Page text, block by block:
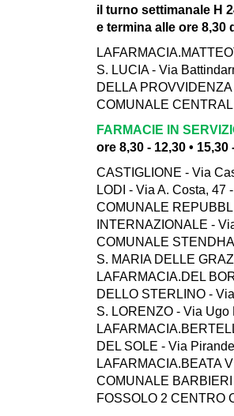
il turno settimanale H
e termina alle ore
S. LUCIA - Via
DELLA
COMUNALE
FARMACIE IN
ore 8,30 - 12,30 • 15,30
CASTIGLIONE - Via
LODI - Via A. Costa, 47
COMUNALE
INTERNAZIONALE -
COMUNALE
S. MARIA DELLE
LAFARMACIA.DEL
DELLO STERLINO -
S. LORENZO - Via Ugo
DEL SOLE - Via
LAFARMACIA.BEATA
COMUNALE
FOSSOLO 2 CENTRO